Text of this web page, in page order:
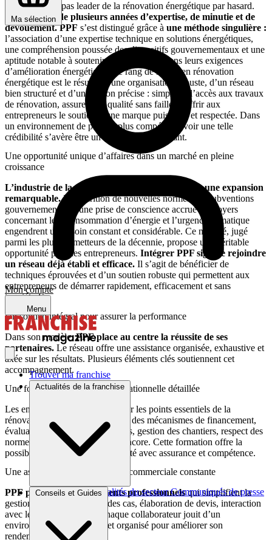
Ma sélection
Mon compte
Menu
Trouver ma franchise
Actualités de la franchise
Brèves et actus Actualités du secteur Communiqués de presse
Conseils et Guides
On ne devient pas leader de la rénovation énergétique par hasard.
C’est le fruit de plusieurs années d’expertise, de minutie et de
dévouement. PPF s’est distingué grâce à une méthode singulière :
l’association d’une expertise technique en solutions énergétiques,
une compréhension poussée des dispositifs gouvernementaux et une
aptitude notable à soutenir les particuliers dans leurs exigences
d’amélioration énergétique. Ce rang de leader en rénovation
énergétique est le résultat d’une organisation robuste, d’un réseau
bien structuré et d’une vision précise : simplifier l’accès aux travaux
de rénovation, assurer une qualité sans faille et offrir aux
entrepreneurs le soutien d’une marque puissante et respectée. Dans
un environnement de plus en plus compétitif, avoir une telle
crédibilité s’avère être un avantage déterminant.
Une opportunité unique d’affaires dans un marché en pleine
croissance
L’industrie de la rénovation énergétique connaît une expansion
remarquable.L’apparition de nouvelles normes, les subventions
gouvernementales, une prise de conscience accrue des foyers
concernant leur consommation d’énergie et l’urgence climatique
engendrent un besoin constant et considérable. Ce marché, jugé
parmi les plus prometteurs de la décennie, propose une véritable
opportunité pour les entrepreneurs. Intégrer PPF signifie rejoindre
un réseau déjà établi et efficace. Il s’agit de bénéficier de
techniques éprouvées et d’un soutien robuste qui permettent aux
entrepreneurs de démarrer rapidement, efficacement et sans
inquiétude.
Un soutien intégral pour assurer la performance
Dans son modèle,PPF place au centre la réussite de ses
partenaires. Le réseau offre une assistance organisée, exhaustive et
axée sur les résultats. Plusieurs éléments clés soutiennent cet
accompagnement.
Une formation technique et opérationnelle détaillée
Les entrepreneurs sont formés sur les points essentiels de la
rénovation énergétique : maîtrise des mécanismes de financement,
évaluation des besoins des clients, gestion des chantiers, respect des
normes réglementaires, et plus encore. Cette formation offre la
possibilité de commencer l’activité avec assurance et compétence.
Une assistance administrative et commerciale constante
PPF propose des instruments professionnelsqui simplifient la
gestion quotidienne : suivi des cas, élaboration de devis, interaction
avec le client, rapport… Chaque collaborateur jouit d’un
environnement bien défini et organisé pour améliorer son
rendement.